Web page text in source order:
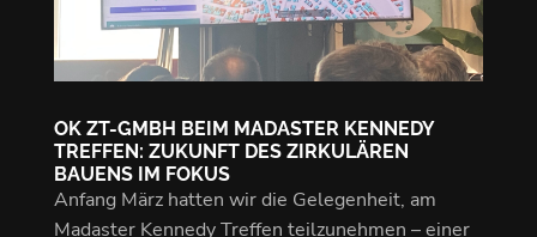
OK ZT-GMBH BEIM MADASTER KENNEDY
TREFFEN: ZUKUNFT DES ZIRKULÄREN
BAUENS IM FOKUS
Anfang März hatten wir die Gelegenheit, am
Madaster Kennedy Treffen teilzunehmen – einer